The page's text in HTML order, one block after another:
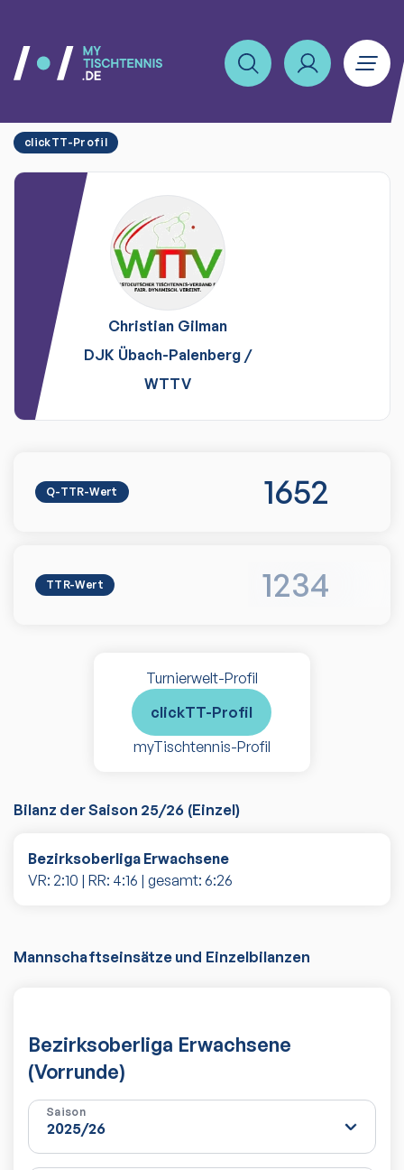
clickTT-Profil
Christian Gilman
DJK Übach-Palenberg /
WTTV
Q-TTR-Wert 1652
TTR-Wert 1234
Turnierwelt-Profil
clickTT-Profil
myTischtennis-Profil
Bilanz der Saison 25/26 (Einzel)
Bezirksoberliga Erwachsene
VR: 2:10 | RR: 4:16 | gesamt: 6:26
Mannschaftseinsätze und Einzelbilanzen
Bezirksoberliga Erwachsene
(Vorrunde)
Saison